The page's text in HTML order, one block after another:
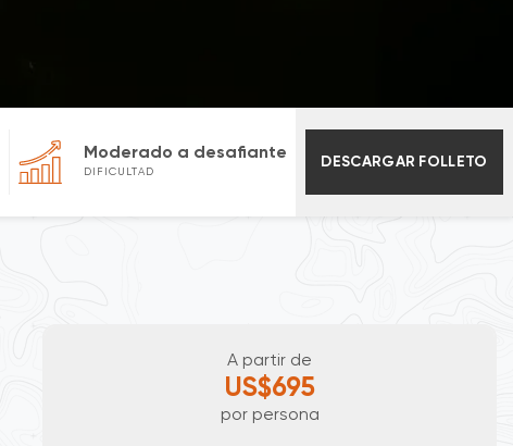
Moderado a desafiante
DIFICULTAD
DESCARGAR FOLLETO
A partir de
US$695
por persona